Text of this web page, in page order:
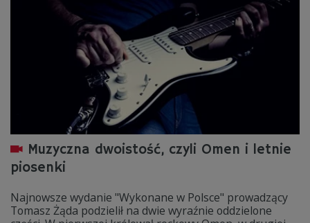
Muzyczna dwoistość, czyli Omen i letnie
piosenki
Najnowsze wydanie "Wykonane w Polsce" prowadzący
Tomasz Żąda podzielił na dwie wyraźnie oddzielone